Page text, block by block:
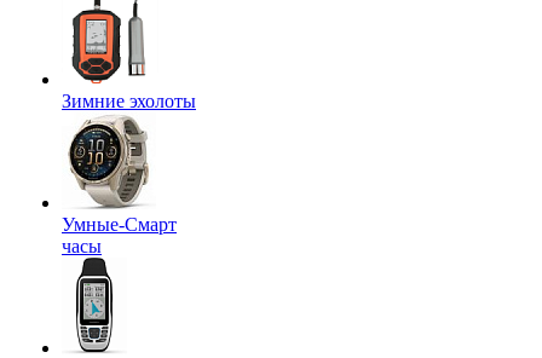
Зимние эхолоты
Умные-Смарт
часы